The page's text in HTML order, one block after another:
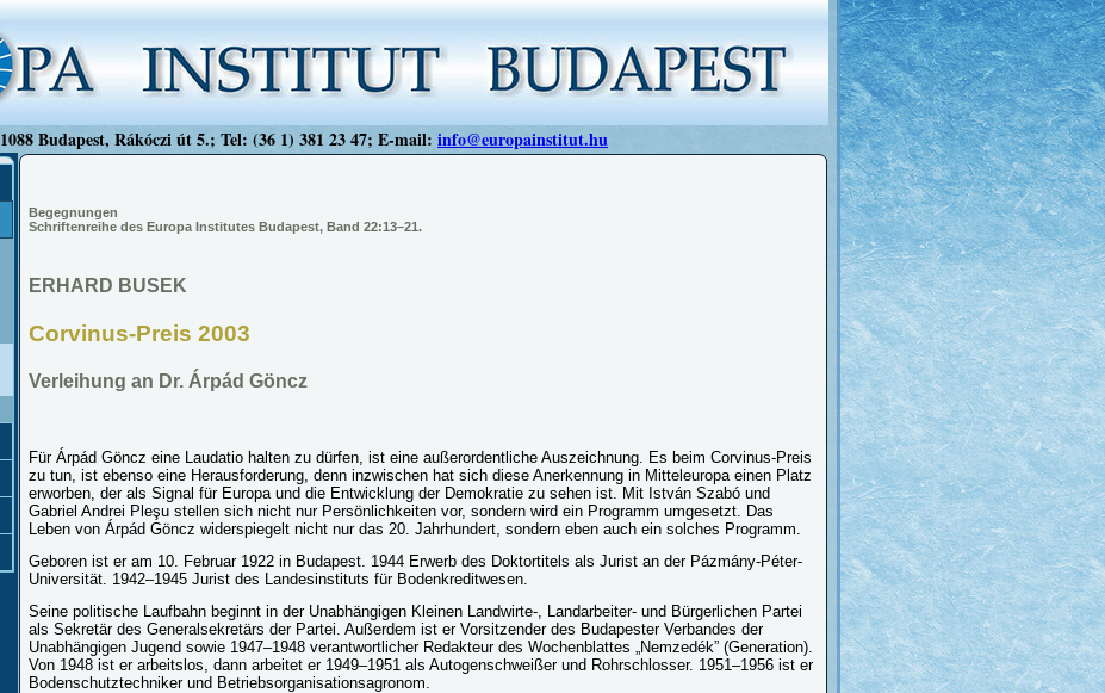
1088 Budapest, Rákóczi út 5.; Tel: (36 1) 381 23 47; E-mail: info@europainstitut.hu
Begegnungen
Schriftenreihe des Europa Institutes Budapest, Band 22:13–21.
ERHARD BUSEK
Corvinus-Preis 2003
Verleihung an Dr. Árpád Göncz
Für Árpád Göncz eine Laudatio halten zu dürfen, ist eine außerordentliche Auszeichnung. Es beim Corvinus-Preis
zu tun, ist ebenso eine Herausforderung, denn inzwischen hat sich diese Anerkennung in Mitteleuropa einen Platz
erworben, der als Signal für Europa und die Entwicklung der Demokratie zu sehen ist. Mit István Szabó und
Gabriel Andrei Pleşu stellen sich nicht nur Persönlichkeiten vor, sondern wird ein Programm umgesetzt. Das
Leben von Árpád Göncz widerspiegelt nicht nur das 20. Jahrhundert, sondern eben auch ein solches Programm.
Geboren ist er am 10. Februar 1922 in Budapest. 1944 Erwerb des Doktortitels als Jurist an der Pázmány-Péter-
Universität. 1942–1945 Jurist des Landesinstituts für Bodenkreditwesen.
Seine politische Laufbahn beginnt in der Unabhängigen Kleinen Landwirte-, Landarbeiter- und Bürgerlichen Partei
als Sekretär des Generalsekretärs der Partei. Außerdem ist er Vorsitzender des Budapester Verbandes der
Unabhängigen Jugend sowie 1947–1948 verantwortlicher Redakteur des Wochenblattes „Nemzedék” (Generation).
Von 1948 ist er arbeitslos, dann arbeitet er 1949–1951 als Autogenschweißer und Rohrschlosser. 1951–1956 ist er
Bodenschutztechniker und Betriebsorganisationsagronom.